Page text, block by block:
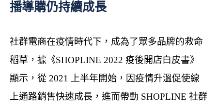
播導購仍持續成長
社群電商在疫情時代下，成為了眾多品牌的救命
稻草，據《SHOPLINE 2022 疫後開店白皮書》
顯示，從 2021 上半年開始，因疫情升溫促使線
上通路銷售快速成長，進而帶動 SHOPLINE 社群